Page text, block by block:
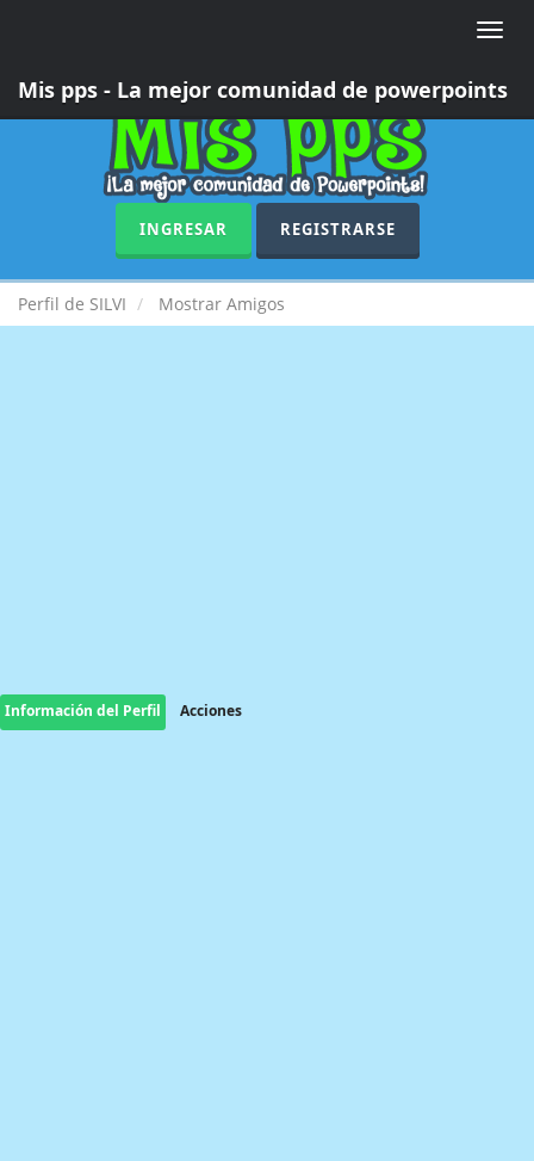
Toggle
Mis pps - La mejor comunidad de powerpoints
INGRESAR REGISTRARSE
Perfil de SILVI Mostrar Amigos
Información del Perfil Acciones